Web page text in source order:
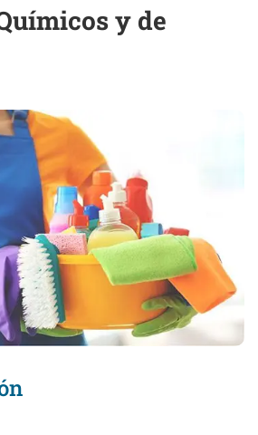
y de